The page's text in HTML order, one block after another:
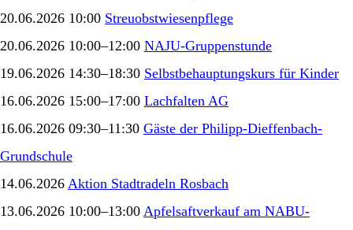
20.06.2026 10:00 Streuobstwiesenpflege
20.06.2026 10:00–12:00 NAJU-Gruppenstunde
19.06.2026 14:30–18:30 Selbstbehauptungskurs für Kinder
16.06.2026 15:00–17:00 Lachfalten AG
16.06.2026 09:30–11:30 Gäste der Philipp-Dieffenbach-
Grundschule
14.06.2026 Aktion Stadtradeln Rosbach
13.06.2026 10:00–13:00 Apfelsaftverkauf am NABU-